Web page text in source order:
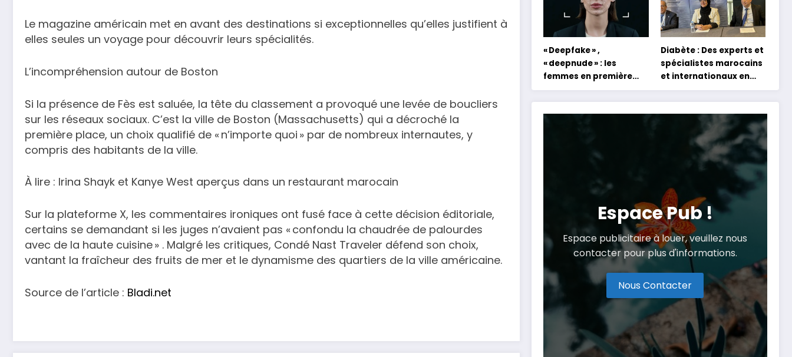
Le magazine américain met en avant des destinations si exceptionnelles qu’elles justifient à
elles seules un voyage pour découvrir leurs spécialités.
L’incompréhension autour de Boston
Si la présence de Fès est saluée, la tête du classement a provoqué une levée de boucliers
sur les réseaux sociaux. C’est la ville de Boston (Massachusetts) qui a décroché la
première place, un choix qualifié de « n’importe quoi » par de nombreux internautes, y
compris des habitants de la ville.
À lire : Irina Shayk et Kanye West aperçus dans un restaurant marocain
Sur la plateforme X, les commentaires ironiques ont fusé face à cette décision éditoriale,
certains se demandant si les juges n’avaient pas « confondu la chaudrée de palourdes
avec de la haute cuisine » . Malgré les critiques, Condé Nast Traveler défend son choix,
vantant la fraîcheur des fruits de mer et le dynamisme des quartiers de la ville américaine.
Source de l’article : Bladi.net
partage des
expériences »
« Deepfake » ,
« deepnude » : les
femmes en première
ligne face aux dangers
de l’intelligence
artificielle
Diabète : Des experts et
spécialistes marocains
et internationaux en
conclave à Tanger
Espace Pub !
Espace publicitaire à louer, veuillez nous
contacter pour plus d'informations.
Nous Contacter